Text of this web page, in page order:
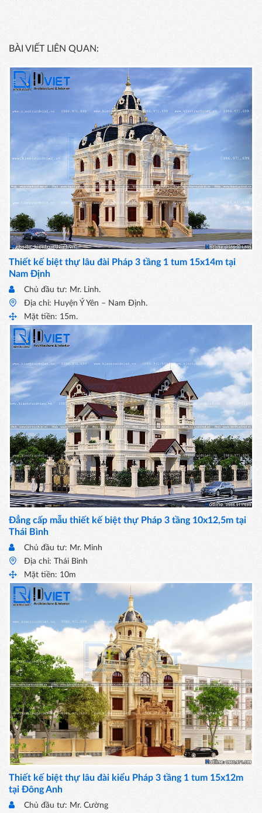
BÀI VIẾT LIÊN QUAN:
Thiết kế biệt thự lâu đài Pháp 3 tầng 1 tum 15x14m tại
Nam Định
Chủ đầu tư: Mr. Linh.
Địa chỉ: Huyện Ý Yên – Nam Định.
Mặt tiền: 15m.
Đẳng cấp mẫu thiết kế biệt thự Pháp 3 tầng 10x12,5m tại
Thái Bình
Chủ đầu tư: Mr. Minh
Địa chỉ: Thái Bình
Mặt tiền: 10m
Thiết kế biệt thự lâu đài kiểu Pháp 3 tầng 1 tum 15x12m
tại Đông Anh
Chủ đầu tư: Mr. Cường